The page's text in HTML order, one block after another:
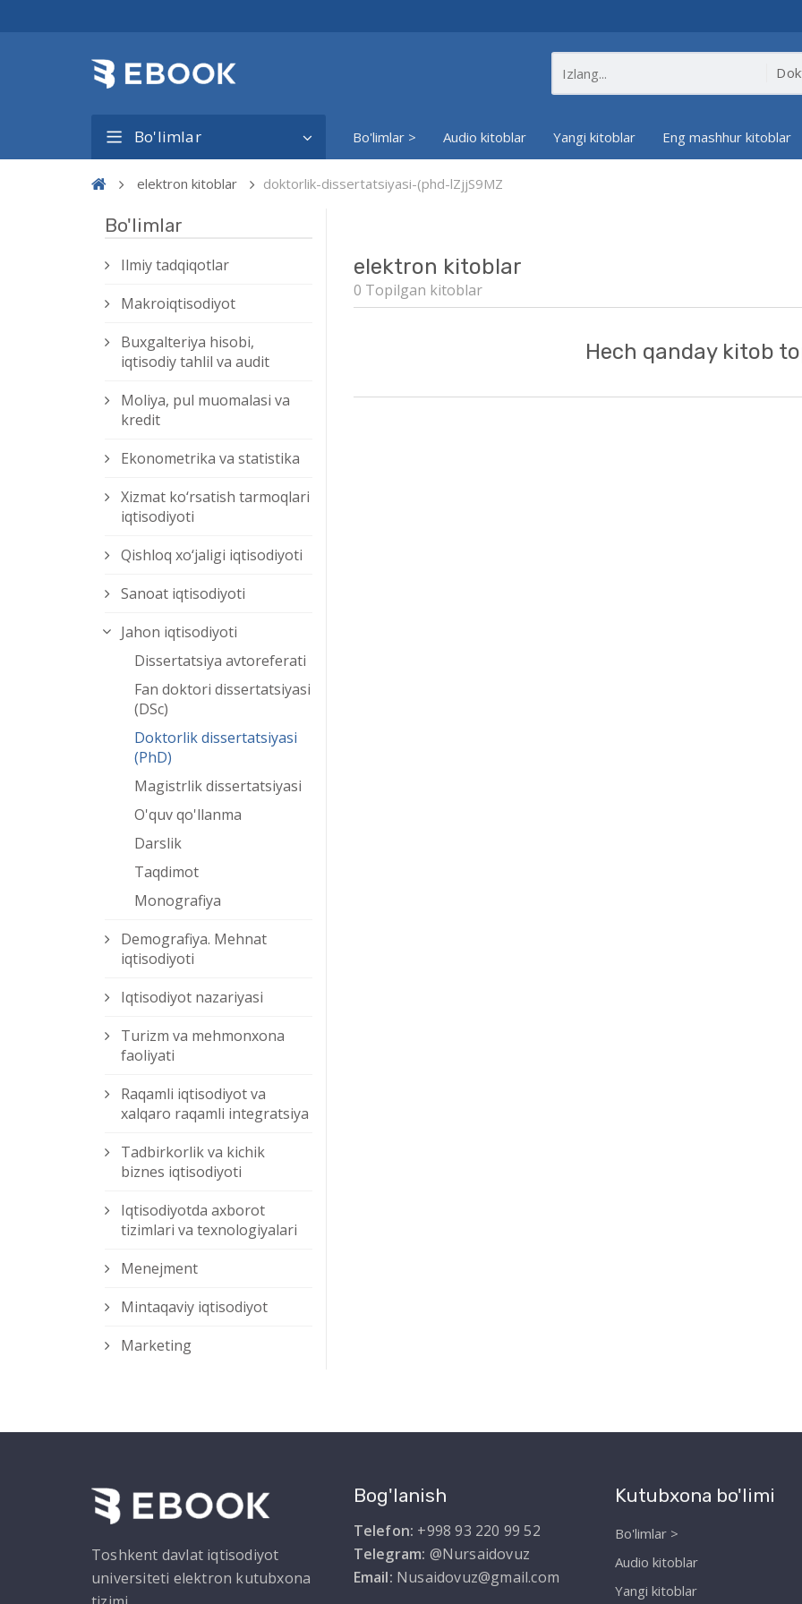
Bo'limlar Bo'limlar > Audio kitoblar Yangi kitoblar Eng mashhur kitoblar
elektron kitoblar doktorlik-dissertatsiyasi-(phd-lZjjS9MZ
Bo'limlar
Ilmiy tadqiqotlar
Makroiqtisodiyot
Buxgalteriya hisobi,
iqtisodiy tahlil va audit
Moliya, pul muomalasi va
kredit
Ekonometrika va statistika
Xizmat kо‘rsatish tarmoqlari
iqtisodiyoti
Qishloq xо‘jaligi iqtisodiyoti
Sanoat iqtisodiyoti
Jahon iqtisodiyoti
Dissertatsiya avtoreferati
Fan doktori dissertatsiyasi
(DSc)
Doktorlik dissertatsiyasi
(PhD)
Magistrlik dissertatsiyasi
O'quv qo'llanma
Darslik
Taqdimot
Monografiya
Demografiya. Mehnat
iqtisodiyoti
Iqtisodiyot nazariyasi
Turizm va mehmonxona
faoliyati
Raqamli iqtisodiyot va
xalqaro raqamli integratsiya
Tadbirkorlik va kichik
biznes iqtisodiyoti
Iqtisodiyotda axborot
tizimlari va texnologiyalari
Menejment
Mintaqaviy iqtisodiyot
Marketing
elektron kitoblar
0 Topilgan kitoblar
Hech qanday kitob
Toshkent davlat iqtisodiyot
universiteti elektron kutubxona
Bog'lanish
Telefon: +998 93 220 99 52
Telegram: @Nursaidovuz
Email: Nusaidovuz@gmail.com
Kutubxona bo'limi
Bo'limlar >
Audio kitoblar
Yangi kitoblar